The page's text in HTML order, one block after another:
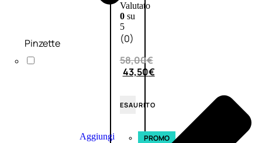
Valutato
0su
5
(0)
58,00€
43,50€
ESAURITO
Aggiungi
PROMO
Pinzette